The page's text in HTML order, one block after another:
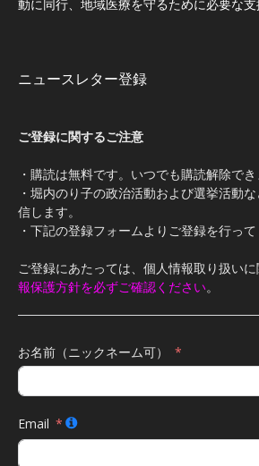
動に同行、地域医療を守るために必要な
ニュースレター登録
ご登録に関するご注意
・購読は無料です。いつでも購読解除でき
・堀内のり子の政治活動および選挙活動
信します。
・下記の登録フォームよりご登録を行って
ご登録にあたっては、個人情報取り扱い
報保護方針を必ずご確認ください。
お名前（ニックネーム可）
Email